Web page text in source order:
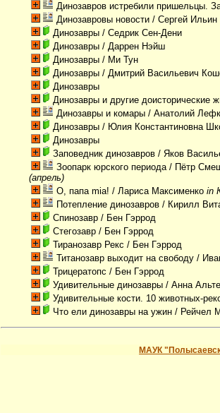
Динозавров истребили пришельцы.
Динозавровы новости / Сергей Ильин
Динозавры / Седрик Сен-Дени
Динозавры / Даррен Нэйш
Динозавры / Ми Тун
Динозавры / Дмитрий Васильевич
Динозавры
Динозавры и другие доисторические
Динозавры и комары / Анатолий
Динозавры / Юлия Константиновна
Динозавры
Заповедник динозавров / Яков
Зоопарк юрского периода/ Пётр
(апрель)
О, папа mia! / Лариса Максименкоin
Потепление динозавров / Кирилл
Спинозавр / Бен Гэррод
Стегозавр / Бен Гэррод
Тиранозавр Рекс / Бен Гэррод
Титанозавр выходит на свободу /
Трицератопс / Бен Гэррод
Удивительные динозавры / Анна
Удивительные кости. 10 животных-
Что ели динозавры на ужин / Рейчел
МАУК